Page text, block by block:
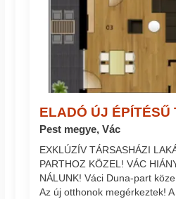
ELADÓ ÚJ
Pest megye, Vác
EXKLÚZÍV TÁRSASHÁZI
PARTHOZ KÖZEL! VÁC
NÁLUNK! Váci Duna-part
Az új otthonok megérkeztek!